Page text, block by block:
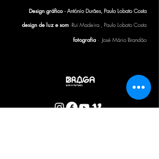
Design gráfico · António Durães, Paulo Lobato Costa
design de luz e som ·Rui Madeira , Paulo Lobato Costa
fotografia · José Mário Brandão